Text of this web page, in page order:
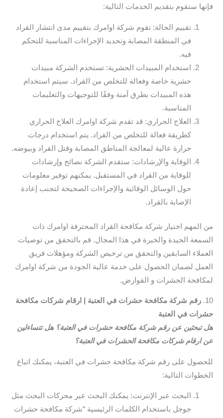
فإنها ستقوم بتقديم الخدمات التالية:
تقييم الحالة: تقوم شركة اوامرك بتقييم مدى انتشار القراد
في المنطقة المصابة وتحديد الإجراءات المناسبة للتحكم
فيه.
استخدام المبيدات الحشرية: تستخدم الشركة مبيدات
حشرية خاصة وفعالة للتخلص من القراد. سيتم استخدام
هذه المبيدات بطرق آمنة وفقًا للتوجيهات والتعليمات
المناسبة.
العلاج الحراري: قد تقدم شركة اوامرك العلاج الحراري
كطريقة فعالة للتخلص من القراد. يتم استخدام درجات
حرارة عالية لمعالجة المناطق المصابة وقتل القراد وبيوضه.
الوقاية والإرشادات: ستقدم الشركة نصائح وإرشادات
للوقاية من القراد في المستقبل. يمكنهم توفير معلومات
حول الوسائل الوقائية والإجراءات الصحيحة لتجنب إعادة
الإصابة بالقراد.
من المهم اختيار شركة مكافحة القراد المحترفة اوامرك ذات
السمعة الجيدة والخبرة في هذا المجال. قم بالتحقق من توصيات
العملاء السابقين والتحقق من ترخيص الشركة ومؤهلات فريق
العمل لضمان الحصول على خدمة عالية الجودة من شركة اوامرك
لمكافحة الحشرات و القوارض.
10. رقم شركة مكافحة حشرات في العتبة | ارقام شركات مكافحة
حشرات في العتبة
هل تبحثين عن رقم شركة مكافحة حشرات في العتبة؟ هل تتساءلين
عن ارقام شركات مكافحة الحشرات في العتبة؟
للحصول على رقم شركة مكافحة حشرات في العتبة، يمكنك اتباع
الخطوات التالية:
البحث عبر الإنترنت: يمكنك البحث عبر محركات البحث مثل
جوجل باستخدام الكلمات الرئيسية “شركة مكافحة حشرات